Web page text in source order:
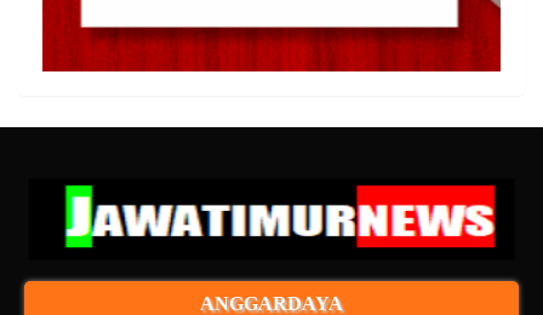
ANGGARDAYA